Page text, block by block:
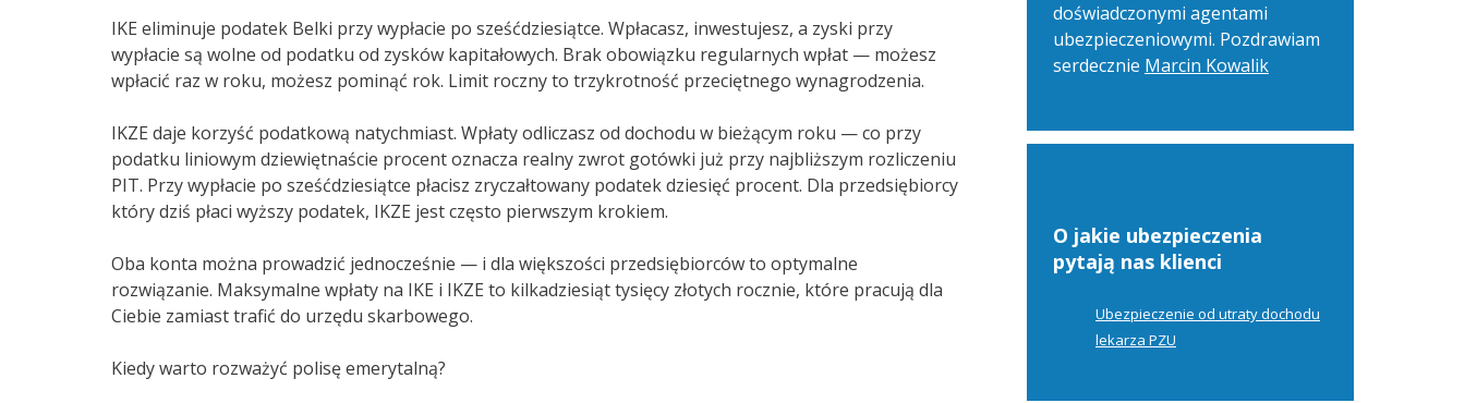
IKE eliminuje podatek Belki przy wypłacie po sześćdziesiątce. Wpłacasz, inwestujesz, a zyski przy
wypłacie są wolne od podatku od zysków kapitałowych. Brak obowiązku regularnych wpłat — możesz
wpłacić raz w roku, możesz pominąć rok. Limit roczny to trzykrotność przeciętnego wynagrodzenia.
IKZE daje korzyść podatkową natychmiast. Wpłaty odliczasz od dochodu w bieżącym roku — co przy
podatku liniowym dziewiętnaście procent oznacza realny zwrot gotówki już przy najbliższym rozliczeniu
PIT. Przy wypłacie po sześćdziesiątce płacisz zryczałtowany podatek dziesięć procent. Dla przedsiębiorcy
który dziś płaci wyższy podatek, IKZE jest często pierwszym krokiem.
Oba konta można prowadzić jednocześnie — i dla większości przedsiębiorców to optymalne
rozwiązanie. Maksymalne wpłaty na IKE i IKZE to kilkadziesiąt tysięcy złotych rocznie, które pracują dla
Ciebie zamiast trafić do urzędu skarbowego.
Kiedy warto rozważyć polisę emerytalną?
doświadczonymi agentami
ubezpieczeniowymi. Pozdrawiam
serdecznie Marcin Kowalik
O jakie ubezpieczenia
pytają nas klienci
Ubezpieczenie od utraty dochodu
lekarza PZU